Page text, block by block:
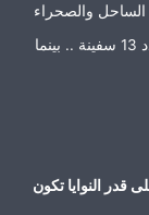
الساحل والصحراء
ميناء_دمياط استقبل خلال الـ 24 ساعة الماضية عدد 13 سفينة .. بينما
قدر النوايا تكون